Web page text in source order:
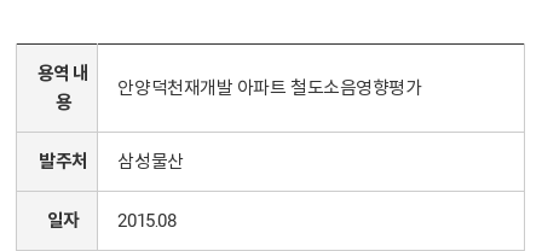
용역 내
용
안양덕천재개발 아파트 철도소음영향평가
발주처 삼성물산
일자 2015.08